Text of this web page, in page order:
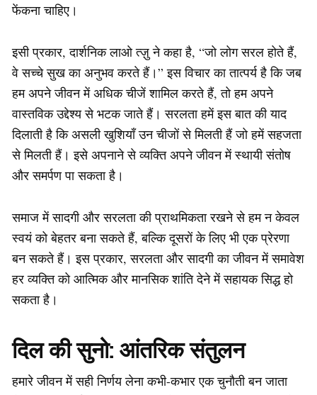
फेंकना चाहिए।
इसी प्रकार, दार्शनिक लाओ त्ज़ु ने कहा है, “जो लोग सरल होते हैं,
वे सच्चे सुख का अनुभव करते हैं।” इस विचार का तात्पर्य है कि जब
हम अपने जीवन में अधिक चीजें शामिल करते हैं, तो हम अपने
वास्तविक उद्देश्य से भटक जाते हैं। सरलता हमें इस बात की याद
दिलाती है कि असली खुशियाँ उन चीजों से मिलती हैं जो हमें सहजता
से मिलती हैं। इसे अपनाने से व्यक्ति अपने जीवन में स्थायी संतोष
और समर्पण पा सकता है।
समाज में सादगी और सरलता की प्राथमिकता रखने से हम न केवल
स्वयं को बेहतर बना सकते हैं, बल्कि दूसरों के लिए भी एक प्रेरणा
बन सकते हैं। इस प्रकार, सरलता और सादगी का जीवन में समावेश
हर व्यक्ति को आत्मिक और मानसिक शांति देने में सहायक सिद्ध हो
सकता है।
दिल की सुनो: आंतरिक संतुलन
हमारे जीवन में सही निर्णय लेना कभी-कभार एक चुनौती बन जाता